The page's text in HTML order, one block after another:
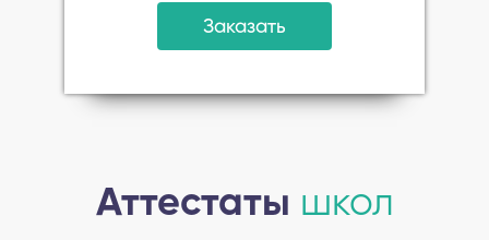
Заказать
Аттестаты школ